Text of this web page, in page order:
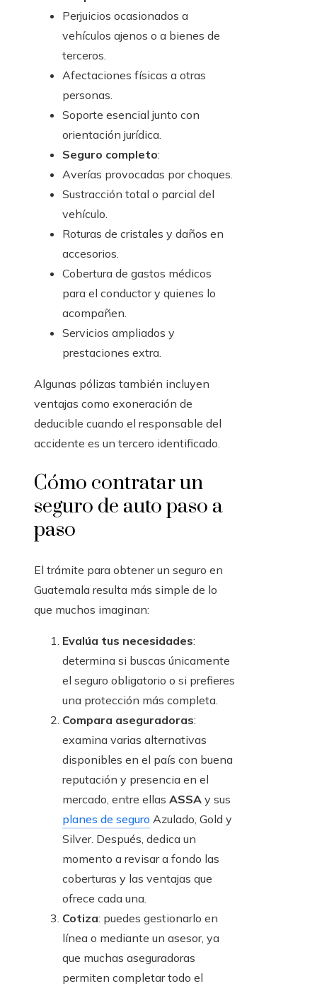
Perjuicios ocasionados a
vehículos ajenos o a bienes de
terceros.
Afectaciones físicas a otras
personas.
Soporte esencial junto con
orientación jurídica.
Seguro completo:
Averías provocadas por choques.
Sustracción total o parcial del
vehículo.
Roturas de cristales y daños en
accesorios.
Cobertura de gastos médicos
para el conductor y quienes lo
acompañen.
Servicios ampliados y
prestaciones extra.
Algunas pólizas también incluyen
ventajas como exoneración de
deducible cuando el responsable del
accidente es un tercero identificado.
Cómo contratar un
seguro de auto paso a
paso
El trámite para obtener un seguro en
Guatemala resulta más simple de lo
que muchos imaginan:
Evalúa tus necesidades:
determina si buscas únicamente
el seguro obligatorio o si prefieres
una protección más completa.
Compara aseguradoras:
examina varias alternativas
disponibles en el país con buena
reputación y presencia en el
mercado, entre ellas ASSA y sus
planes de seguro Azulado, Gold y
Silver. Después, dedica un
momento a revisar a fondo las
coberturas y las ventajas que
ofrece cada una.
Cotiza: puedes gestionarlo en
línea o mediante un asesor, ya
que muchas aseguradoras
permiten completar todo el